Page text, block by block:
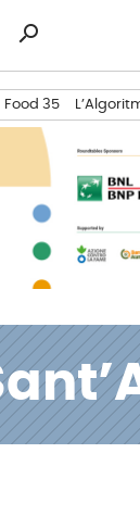
Ricerca
search
Food 35